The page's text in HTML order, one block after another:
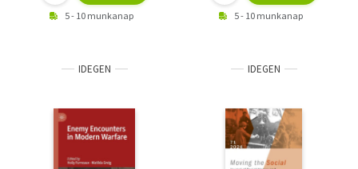
5 - 10 munkanap 5 - 10 munkanap
IDEGEN IDEGEN